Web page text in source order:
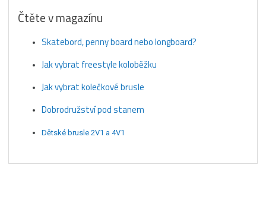
Čtěte v magazínu
Skatebord, penny board nebo longboard?
Jak vybrat freestyle koloběžku
Jak vybrat kolečkové brusle
Dobrodružství pod stanem
Dětské brusle 2V1 a 4V1